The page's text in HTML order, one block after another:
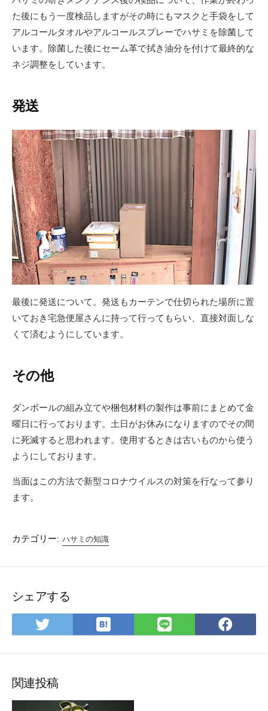
た後にもう一度検品しますがその時にもマスクと手袋をして
アルコールタオルやアルコールスプレーでハサミを除菌して
います。除菌した後にセーム革で拭き油分を付けて最終的な
ネジ調整をしています。
発送
最後に発送について。発送もカーテンで仕切られた場所に置
いておき宅急便屋さんに持って行ってもらい、直接対面しな
くて済むようにしています。
その他
ダンボールの組み立てや梱包材料の製作は事前にまとめて金
曜日に行っております。土日がお休みになりますのでその間
に死滅すると思われます。使用するときは古いものから使う
ようにしております。
当面はこの方法で新型コロナウイルスの対策を行なって参り
ます。
カテゴリー: ハサミの知識
シェアする
Twitter
で
ア
は
て
ク
LINE
で
で
関連投稿